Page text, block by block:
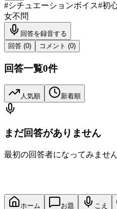
#シチュエーションボイス#初
女不問
回答を録音する
回答 (0) コメント (0)
回答一覧0件
人気順 新着順
まだ回答がありません
最初の回答者になってみませ
ホーム お題 こえ